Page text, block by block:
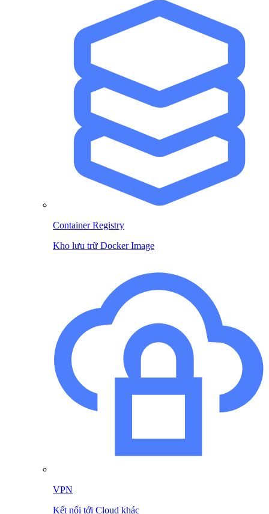
Container Registry
Kho lưu trữ Docker Image
VPN
Kết nối tới Cloud khác